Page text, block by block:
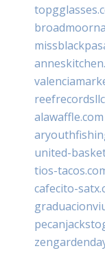
alawaffle.com
united-
tios-
cafecito-